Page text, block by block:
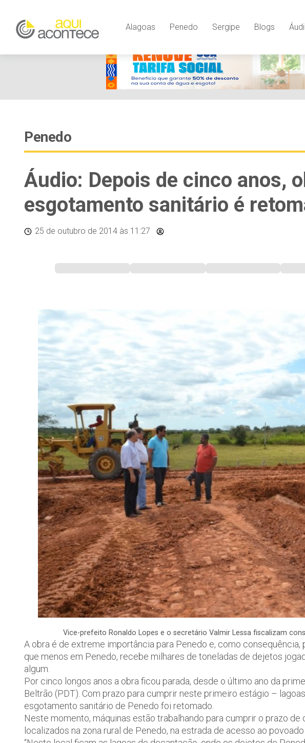
Alagoas Penedo Sergipe Blogs
Penedo
Áudio: Depois de cinco anos,
esgotamento sanitário é
25 de outubro de 2014 às 11:27
Vice-prefeito Ronaldo Lopes e o secretário Valmir Lessa fiscalizam
A obra é de extreme importância para Penedo e, como consequência,
que menos em Penedo, recebe milhares de toneladas de dejetos
algum.
Por cinco longos anos a obra ficou parada, desde o último ano da
Beltrão (PDT). Com prazo para cumprir neste primeiro estágio –
esgotamento sanitário de Penedo foi retomado.
Neste momento, máquinas estão trabalhando para cumprir o prazo
localizados na zona rural de Penedo, na estrada de acesso ao